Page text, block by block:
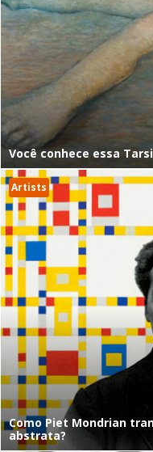
Você conhece essa
Artists
Como Piet Mondrian
abstrata?